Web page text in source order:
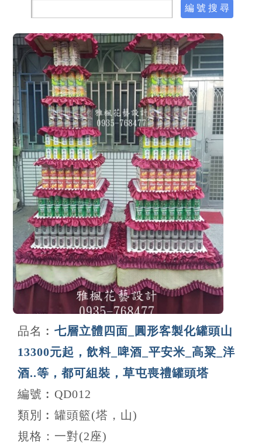
品名︰七層立體四面_圓形客製化罐頭山
13300元起，飲料_啤酒_平安米_高粱_洋
酒..等，都可組裝，草屯喪禮罐頭塔
編號︰QD012
類別︰罐頭籃(塔，山)
規格：一對(2座)